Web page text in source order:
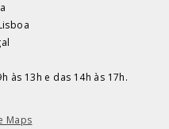
às 13h e das 14h às 17h.
Maps